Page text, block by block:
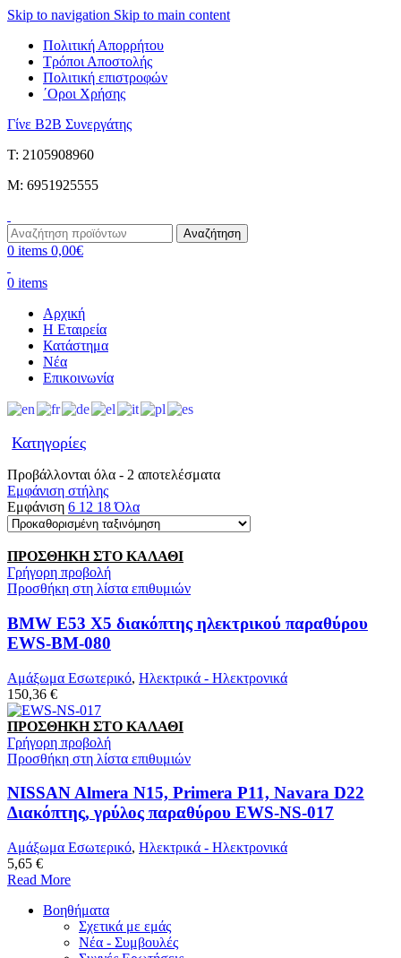
Skip to navigation Skip to main content
Πολιτική Απορρήτου
Τρόποι Αποστολής
Πολιτική επιστροφών
΄Οροι Χρήσης
Γίνε B2B Συνεργάτης
Τ: 2105908960
M: 6951925555
Αναζήτηση
0 items 0,00€
0 items
Αρχική
Η Εταιρεία
Κατάστημα
Νέα
Επικοινωνία
Κατηγορίες
Προβάλλονται όλα - 2 αποτελέσματα
Εμφάνιση στήλης
Εμφάνιση 6 12 18Όλα
ΠΡΟΣΘΉΚΗ ΣΤΟ ΚΑΛΆΘΙ
Γρήγορη προβολή
Προσθήκη στη λίστα επιθυμιών
BMW E53 X5 διακόπτης ηλεκτρικού παραθύρου
EWS-BM-080
Αμάξωμα Εσωτερικό, Ηλεκτρικά - Ηλεκτρονικά
150,36 €
ΠΡΟΣΘΉΚΗ ΣΤΟ ΚΑΛΆΘΙ
Γρήγορη προβολή
Προσθήκη στη λίστα επιθυμιών
NISSAN Almera N15, Primera P11, Navara D22
Διακόπτης, γρύλος παραθύρου EWS-NS-017
Αμάξωμα Εσωτερικό, Ηλεκτρικά - Ηλεκτρονικά
5,65 €
Read More
Βοηθήματα
Σχετικά με εμάς
Νέα - Συμβουλές